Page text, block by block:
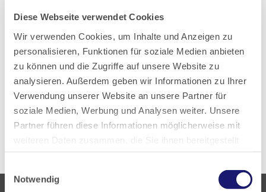
Diese Webseite verwendet Cookies
Wir verwenden Cookies, um Inhalte und Anzeigen zu
personalisieren, Funktionen für soziale Medien anbieten
zu können und die Zugriffe auf unsere Website zu
analysieren. Außerdem geben wir Informationen zu Ihrer
Verwendung unserer Website an unsere Partner für
soziale Medien, Werbung und Analysen weiter. Unsere
Partner führen diese Informationen möglicherweise mit
haben oder die sie im Rahmen Ihrer Nutzung der Dienste
Notwendig
nur als PDF-Datei zur Verfügung. Aus technischen
Gründen können wir Ihnen ältere Ausgaben an dieser Stelle
nicht als einzelne Artikel anbieten.
Zur aktuellen PDF-Ausgabe
Alle Ausgaben anzeigen